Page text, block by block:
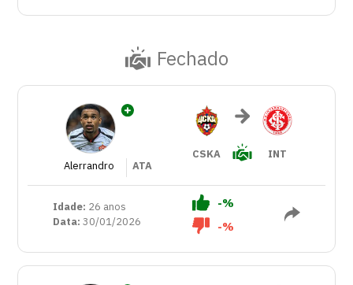
Fechado
Alerrandro ATA
CSKA INT
Idade: 26 anos
Data: 30/01/2026
-%
-%